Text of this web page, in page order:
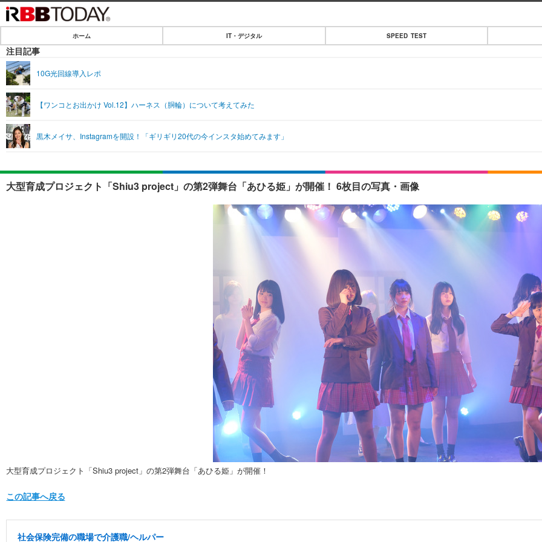
IT・デジタル
ショッピング
SPEED TEST
エンタメ
エンタメTOP
音楽
ライフ
ライフTOP
ペット
リリース一覧
ホーム IT・デジタル SPEED TEST
注目記事
10G光回線導入レポ
【ワンコとお出かけ Vol.12】ハーネス（胴輪）について考えてみた
黒木メイサ、Instagramを開設！「ギリギリ20代の今インスタ始めてみます」
大型育成プロジェクト「Shiu3 project」の第2弾舞台「あひる姫」が開催！ 6枚目の写真・画像
大型育成プロジェクト「Shiu3 project」の第2弾舞台「あひる姫」が開催！
この記事へ戻る
社会保険完備の職場で介護職/ヘルパー